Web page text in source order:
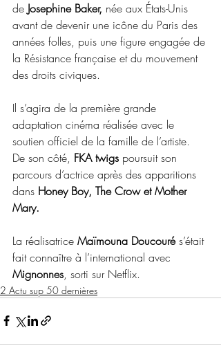
de Josephine Baker, née aux États-Unis
avant de devenir une icône du Paris des
années folles, puis une figure engagée de
la Résistance française et du mouvement
des droits civiques.
Il s’agira de la première grande
adaptation cinéma réalisée avec le
soutien officiel de la famille de l’artiste.
De son côté, FKA twigs poursuit son
parcours d’actrice après des apparitions
dans Honey Boy, The Crow et Mother
Mary.
La réalisatrice Maïmouna Doucouré s’était
fait connaître à l’international avec
Mignonnes, sorti sur Netflix.
2 Actu sup 50 dernières